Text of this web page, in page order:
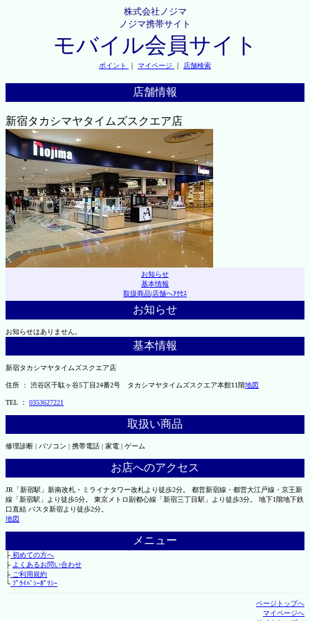
株式会社ノジマ
ノジマ携帯サイト
モバイル会員サイト
ポイント ｜ マイページ ｜ 店舗検索
店舗情報
新宿タカシマヤタイムズスクエア店
お知らせ
基本情報
取扱商品|店舗へｱｸｾｽ
お知らせ
お知らせはありません。
基本情報
新宿タカシマヤタイムズスクエア店
住所 ： 渋谷区千駄ヶ谷5丁目24番2号 タカシマヤタイムズスクエア本館11階地図
TEL ： 0353627221
取扱い商品
修理診断 | パソコン | 携帯電話 | 家電 | ゲーム
お店へのアクセス
JR「新宿駅」新南改札・ミライナタワー改札より徒歩2分。 都営新宿線・都営大江戸線・京王新
線「新宿駅」より徒歩5分。 東京メトロ副都心線「新宿三丁目駅」より徒歩3分。 地下1階地下鉄
口直結 バスタ新宿より徒歩2分。
地図
メニュー
├初めての方へ
├ よくあるお問い合わせ
├ご利用規約
└ﾌﾟﾗｲﾊﾞｼｰﾎﾟﾘｼｰ
ページトップへ
マイページへ